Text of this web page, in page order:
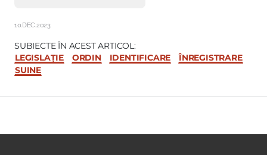
10.DEC.2023
SUBIECTE ÎN ACEST ARTICOL:
LEGISLAȚIE
ORDIN IDENTIFICARE
ÎNREGISTRARE
SUINE